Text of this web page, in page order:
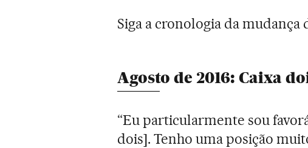
Siga a cronologia da
Agosto de 2016: Caixa
“Eu particularmente sou
dois]. Tenho uma posição